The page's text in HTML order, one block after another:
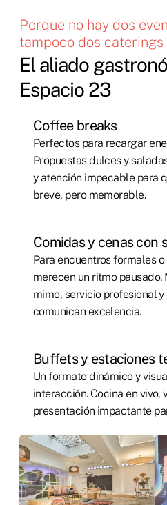
Porque no hay dos
tampoco dos caterings
El aliado
Espacio 23
Coffee breaks
Perfectos para recargar
Propuestas dulces y
y atención impecable para
breve, pero memorable.
Comidas y cenas con
Para encuentros formales
merecen un ritmo pausado.
mimo, servicio profesional
comunican excelencia.
Buffets y estaciones
Un formato dinámico y
interacción. Cocina en vivo,
presentación impactante